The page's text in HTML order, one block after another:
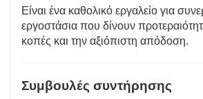
Είναι ένα καθολικό εργαλείο για
εργοστάσια που δίνουν
κοπές και την αξιόπιστη απόδοση.
Συμβουλές συντήρησης